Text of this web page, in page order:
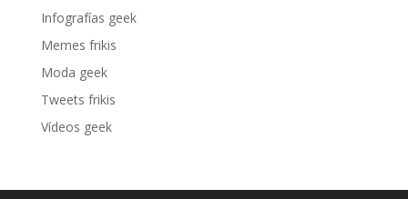
Infografías geek
Memes frikis
Moda geek
Tweets frikis
Vídeos geek